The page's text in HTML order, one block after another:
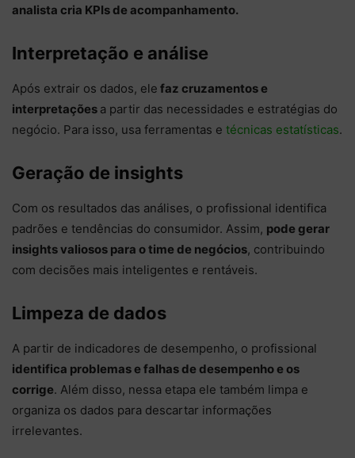
analista cria KPIs de acompanhamento.
Interpretação e análise
Após extrair os dados, ele faz cruzamentos e
interpretações a partir das necessidades e estratégias do
negócio. Para isso, usa ferramentas e técnicas estatísticas.
Geração de insights
Com os resultados das análises, o profissional identifica
padrões e tendências do consumidor. Assim, pode gerar
insights valiosos para o time de negócios, contribuindo
com decisões mais inteligentes e rentáveis.
Limpeza de dados
A partir de indicadores de desempenho, o profissional
identifica problemas e falhas de desempenho e os
corrige. Além disso, nessa etapa ele também limpa e
organiza os dados para descartar informações
irrelevantes.